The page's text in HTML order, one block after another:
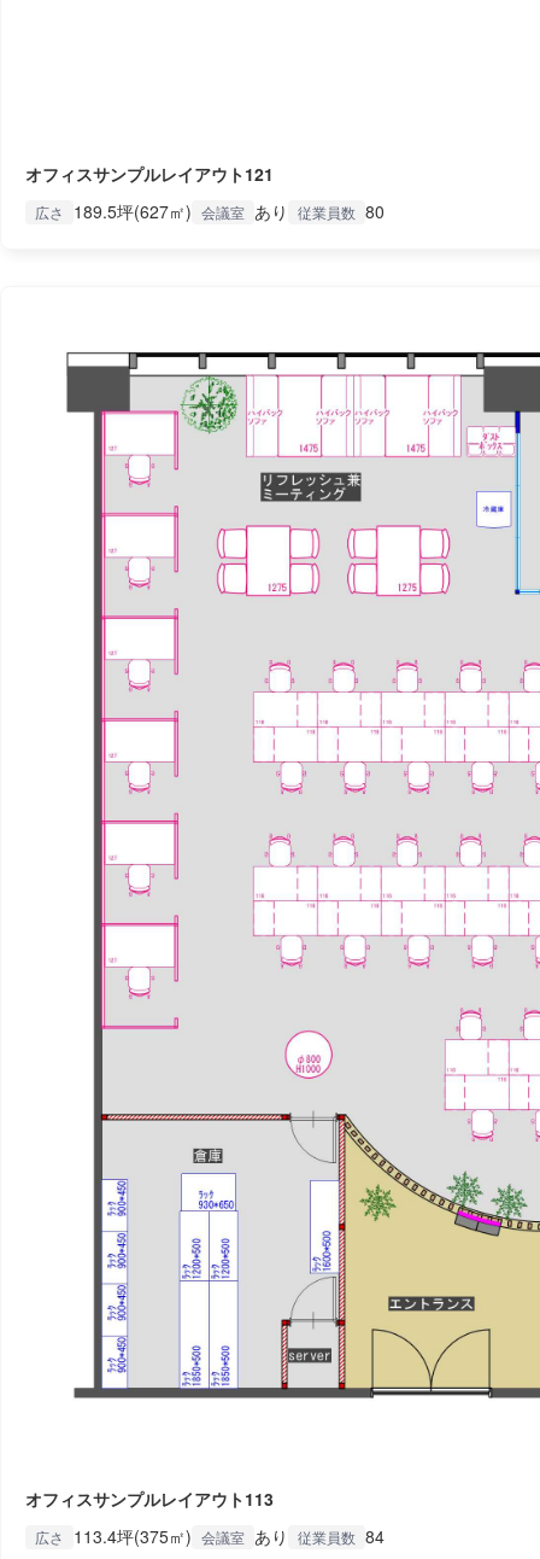
オフィスサンプルレイアウト121
広さ 189.5坪(627㎡) 会議室 あり 従業員数 80
オフィスサンプルレイアウト113
広さ 113.4坪(375㎡) 会議室 あり 従業員数 84